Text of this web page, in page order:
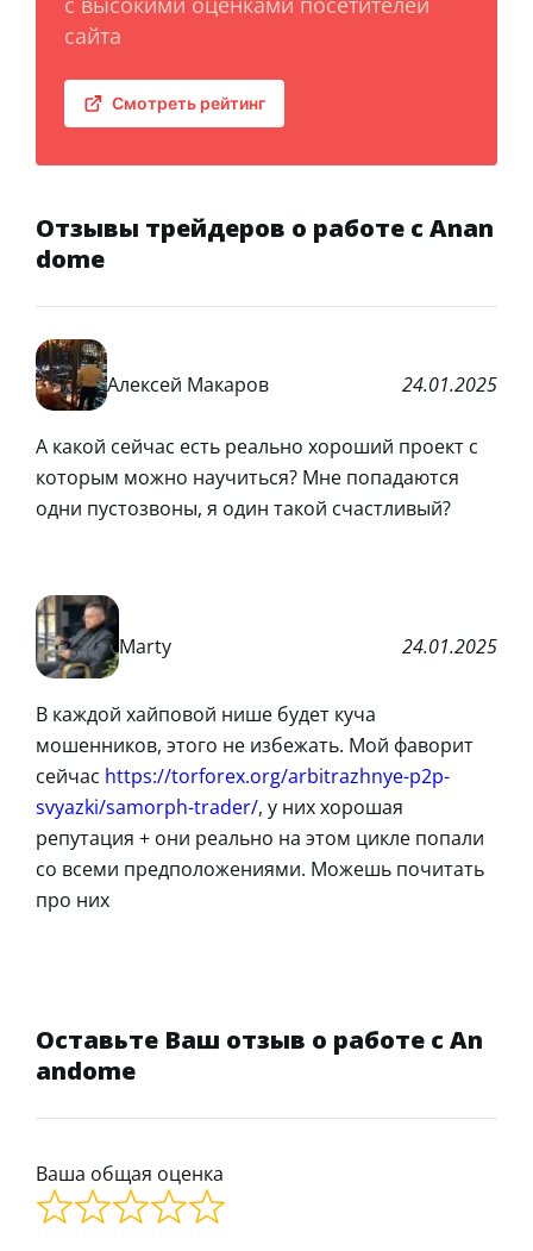
сайта
Смотреть рейтинг
Отзывы трейдеров о работе с Anan
dome
Алексей Макаров 24.01.2025
А какой сейчас есть реально хороший проект с
которым можно научиться? Мне попадаются
одни пустозвоны, я один такой счастливый?
Marty 24.01.2025
В каждой хайповой нише будет куча
мошенников, этого не избежать. Мой фаворит
сейчас https://torforex.org/arbitrazhnye-p2p-
svyazki/samorph-trader/, у них хорошая
репутация + они реально на этом цикле попали
со всеми предположениями. Можешь почитать
про них
Оставьте Ваш отзыв о работе с An
andome
Ваша общая оценка